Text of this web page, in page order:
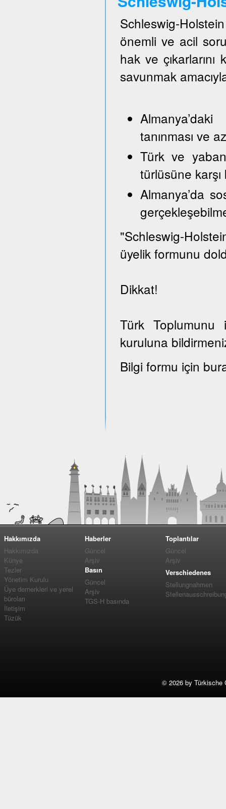
Schleswig-
önemli ve acil
hak ve
savunmak
tanınması ve
Türk ve
türlüsüne
Almanya’da
"Schleswig-
üyelik formunu
Dikkat!
Türk
kuruluna
Bilgi formu için
Hakkımızda
Hakkımızda
Künye
Tezler
Yönetim Kurulu
Üye dernerkleri ve yerel
büroları
İletişim
Tüzük
Haberler
Güncel
Arşiv
Basın
Güncel
Arşiv
TGS-H basında
Toplantılar
Güncel
Arşiv
Verschiedenes
Stellungnahmen
© 2026 by Türkische